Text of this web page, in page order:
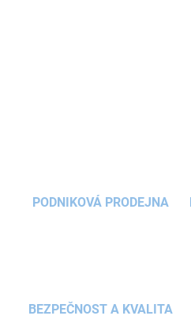
PODNIKOVÁ PRODEJNA
BEZPEČNOST A KVALITA